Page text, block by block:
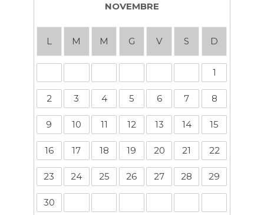
NOVEMBRE
L M M G V S D
1
2 3 4 5 6 7 8
9 10 11 12 13 14 15
16 17 18 19 20 21 22
23 24 25 26 27 28 29
30